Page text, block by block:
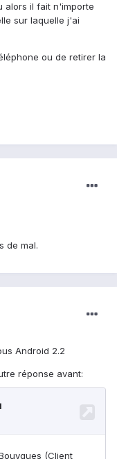
alors il fait n'importe
sur laquelle j'ai
ou de retirer la
de mal.
Android 2.2
réponse avant: